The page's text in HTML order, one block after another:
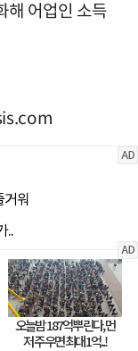
해 어업인 소득